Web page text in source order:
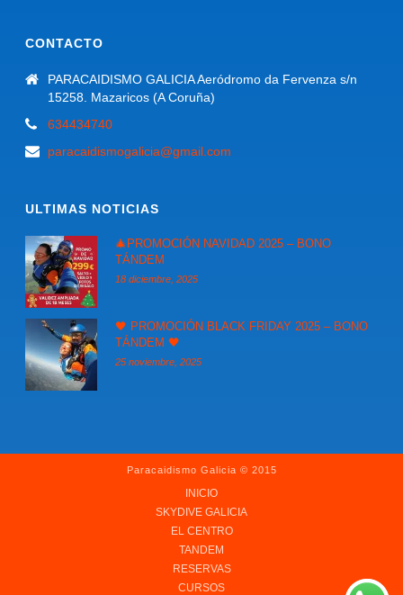
CONTACTO
PARACAIDISMO GALICIA Aeródromo da Fervenza s/n
15258. Mazaricos (A Coruña)
634434740
paracaidismogalicia@gmail.com
ULTIMAS NOTICIAS
🎄PROMOCIÓN NAVIDAD 2025 – BONO
TÁNDEM
18 diciembre, 2025
🖤 PROMOCIÓN BLACK FRIDAY 2025 – BONO
TÁNDEM 🖤
25 noviembre, 2025
Paracaidismo Galicia © 2015
INICIO
SKYDIVE GALICIA
EL CENTRO
TANDEM
RESERVAS
CURSOS